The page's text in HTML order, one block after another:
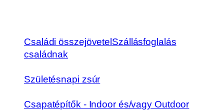
Családi összejövetel Szállásfoglalás
családnak
Születésnapi zsúr
Csapatépítők - Indoor és/vagy Outdoor